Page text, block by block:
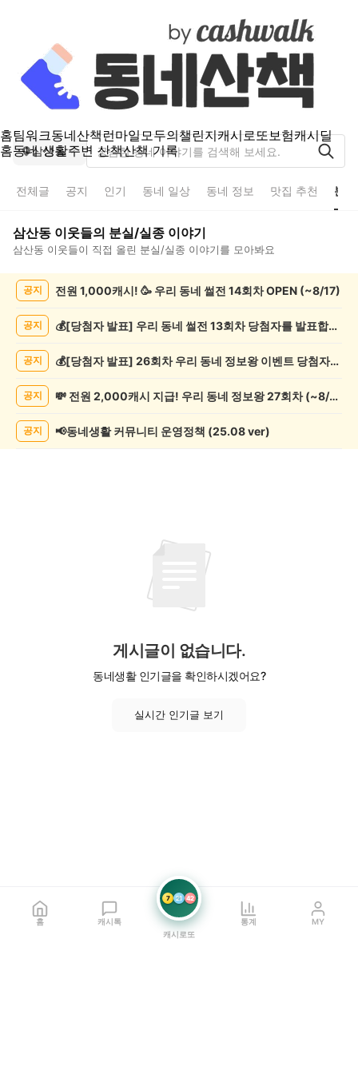
홈팀워크동네산책런마일모두의챌린지캐시로또보험캐시딜
홈동네 생활주변 산책산책 기록
삼산동
전체글 공지 인기 동네 일상 동네 정보 맛집 추천 분
삼산동 이웃들의 분실/실종 이야기
삼산동 이웃들이 직접 올린 분실/실종 이야기를 모아봐요
록
공지 전원 1,000캐시! 🥳 우리 동네 썰전 14회차 OPEN (~8/17)
공지 💰[당첨자 발표] 우리 동네 썰전 13회차 당첨자를 발표합니다!
공지 💰[당첨자 발표] 26회차 우리 동네 정보왕 이벤트 당첨자를 발표합니다!
공지 💸 전원 2,000캐시 지급! 우리 동네 정보왕 27회차 (~8/10)
공지 📢동네생활 커뮤니티 운영정책 (25.08 ver)
게시글이 없습니다.
동네생활 인기글을 확인하시겠어요?
실시간 인기글 보기
홈 캐시톡
7 21 42
캐시로또
통계 MY